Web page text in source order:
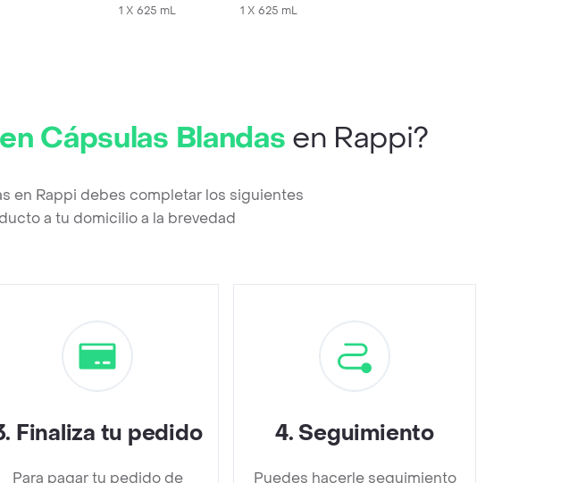
1 X 625 mL
1 X 625 mL
Cápsulas Blandas en Rappi?
en Rappi debes completar los siguientes
a tu domicilio a la brevedad
. Finaliza tu pedido
Para pagar tu pedido de
4. Seguimiento
Puedes hacerle seguimiento